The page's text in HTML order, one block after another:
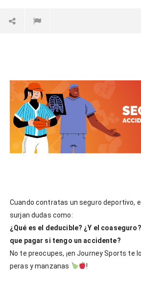
¿Qué es deducible y coaseguro?
14
julio,
2025
Journey
Sports
Cuando contratas un seguro deportivo,
surjan dudas como:
¿Qué es el deducible? ¿Y el
que pagar si tengo un accidente?
No te preocupes, ¡en Journey Sports te
peras y manzanas
!